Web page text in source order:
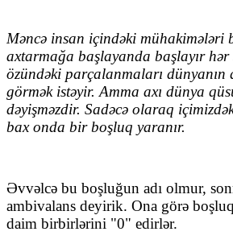
Məncə insan içindəki mühakimələri
axtarmağa başlayanda başlayır hər
özündəki parçalanmaları dünyanın
görmək istəyir. Amma axı dünya
dəyişməzdir. Sadəcə olaraq
bax onda bir boşluq yaranır.
Əvvəlcə bu boşluğun adı olmur,
ambivalans deyirik. Ona görə
daim birbirlərini "0" edirlər.